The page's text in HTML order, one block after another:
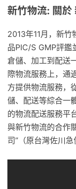
新竹物流: 關於
2013年11月，新
品PIC/S GMP評鑑
倉儲、加工到配送
際物流服務上，通
方提供物流服務，
儲、配送等綜合一
的物流配送服務平
與新竹物流的合作
司”（原台灣佐川